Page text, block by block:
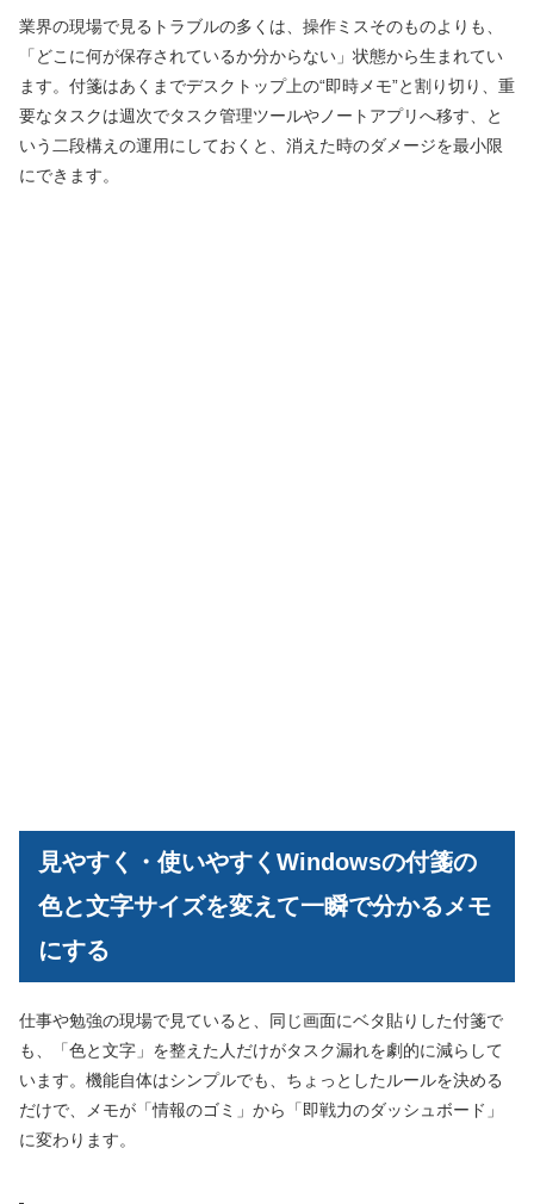
業界の現場で見るトラブルの多くは、操作ミスそのものよりも、
「どこに何が保存されているか分からない」状態から生まれてい
ます。付箋はあくまでデスクトップ上の“即時メモ”と割り切り、重
要なタスクは週次でタスク管理ツールやノートアプリへ移す、と
いう二段構えの運用にしておくと、消えた時のダメージを最小限
にできます。
見やすく・使いやすくWindowsの付箋の
色と文字サイズを変えて一瞬で分かるメモ
にする
仕事や勉強の現場で見ていると、同じ画面にベタ貼りした付箋で
も、「色と文字」を整えた人だけがタスク漏れを劇的に減らして
います。機能自体はシンプルでも、ちょっとしたルールを決める
だけで、メモが「情報のゴミ」から「即戦力のダッシュボード」
に変わります。